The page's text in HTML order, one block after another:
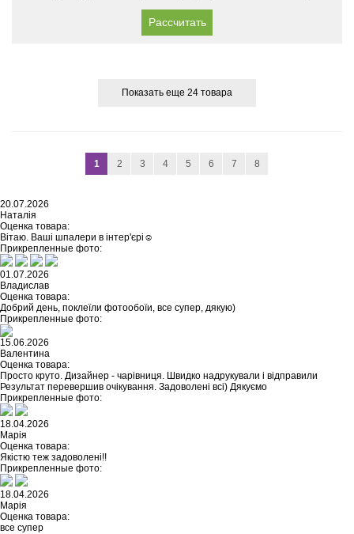
Рассчитать
Показать еще 24 товара
1 2 3 4 5 6 7 8
20.07.2026
Наталія
Оценка товара:
Вітаю. Ваші шпалери в інтер'єрі☺️
Прикрепленные фото:
01.07.2026
Владислав
Оценка товара:
Добрий день, поклеїли фотообоїи, все супер, дякую)
Прикрепленные фото:
15.06.2026
Валентина
Оценка товара:
Просто круто. Дизайнер - чарівниця. Швидко надрукували і відправили
Результат перевершив очікування. Задоволені всі) Дякуємо
Прикрепленные фото:
18.04.2026
Марія
Оценка товара:
Якістю теж задоволені!!
Прикрепленные фото:
18.04.2026
Марія
Оценка товара:
все супер